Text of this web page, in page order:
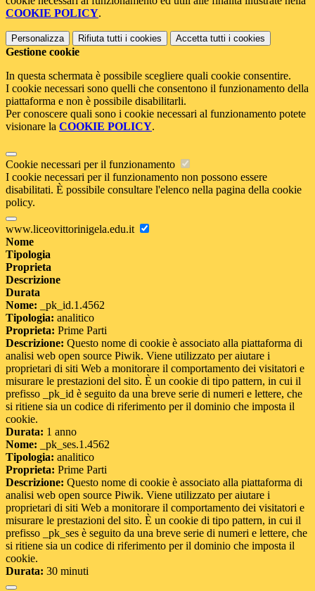
COOKIE POLICY.
Personalizza Rifiuta tutti i cookies Accetta tutti i cookies
Gestione cookie
In questa schermata è possibile scegliere quali cookie consentire.
I cookie necessari sono quelli che consentono il funzionamento della
piattaforma e non è possibile disabilitarli.
Per conoscere quali sono i cookie necessari al funzionamento potete
visionare la COOKIE POLICY.
Cookie necessari per il funzionamento
I cookie necessari per il funzionamento non possono essere
disabilitati. È possibile consultare l'elenco nella pagina della cookie
policy.
www.liceovittorinigela.edu.it
Nome
Tipologia
Proprieta
Descrizione
Durata
Nome: _pk_id.1.4562
Tipologia: analitico
Proprieta: Prime Parti
Descrizione: Questo nome di cookie è associato alla piattaforma di
analisi web open source Piwik. Viene utilizzato per aiutare i
proprietari di siti Web a monitorare il comportamento dei visitatori e
misurare le prestazioni del sito. È un cookie di tipo pattern, in cui il
prefisso _pk_id è seguito da una breve serie di numeri e lettere, che
si ritiene sia un codice di riferimento per il dominio che imposta il
cookie.
Durata: 1 anno
Nome: _pk_ses.1.4562
Tipologia: analitico
Proprieta: Prime Parti
Descrizione: Questo nome di cookie è associato alla piattaforma di
analisi web open source Piwik. Viene utilizzato per aiutare i
proprietari di siti Web a monitorare il comportamento dei visitatori e
misurare le prestazioni del sito. È un cookie di tipo pattern, in cui il
prefisso _pk_ses è seguito da una breve serie di numeri e lettere, che
si ritiene sia un codice di riferimento per il dominio che imposta il
cookie.
Durata: 30 minuti